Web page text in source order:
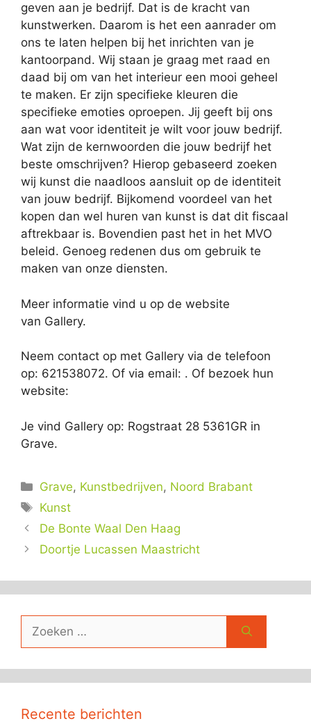
geven aan je bedrijf. Dat is de kracht van
kunstwerken. Daarom is het een aanrader om
ons te laten helpen bij het inrichten van je
kantoorpand. Wij staan je graag met raad en
daad bij om van het interieur een mooi geheel
te maken. Er zijn specifieke kleuren die
specifieke emoties oproepen. Jij geeft bij ons
aan wat voor identiteit je wilt voor jouw bedrijf.
Wat zijn de kernwoorden die jouw bedrijf het
beste omschrijven? Hierop gebaseerd zoeken
wij kunst die naadloos aansluit op de identiteit
van jouw bedrijf. Bijkomend voordeel van het
kopen dan wel huren van kunst is dat dit fiscaal
aftrekbaar is. Bovendien past het in het MVO
beleid. Genoeg redenen dus om gebruik te
maken van onze diensten.
Meer informatie vind u op de website
van Gallery.
Neem contact op met Gallery via de telefoon
op: 621538072. Of via email: . Of bezoek hun
website:
Je vind Gallery op: Rogstraat 28 5361GR in
Grave.
Categorieën
Grave, Kunstbedrijven, Noord Brabant
Tags
Kunst
De Bonte Waal Den Haag
Doortje Lucassen Maastricht
naar:
Recente berichten